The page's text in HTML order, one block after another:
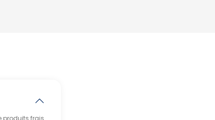
produits frais